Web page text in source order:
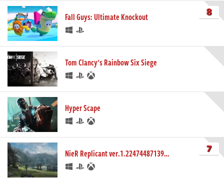
Fall Guys: Ultimate Knockout 8
Tom Clancy's Rainbow Six Siege
Hyper Scape
NieR Replicant ver.1.22474487139… 7